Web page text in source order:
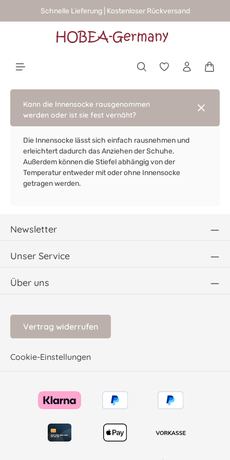
springenSchnelle Lieferung | Kostenloser Rückversand
Kann die Innensocke rausgenommen
werden oder ist sie fest vernäht?
Die Innensocke lässt sich einfach rausnehmen und
erleichtert dadurch das Anziehen der Schuhe.
Außerdem können die Stiefel abhängig von der
Temperatur entweder mit oder ohne Innensocke
getragen werden.
Newsletter
Unser Service
Über uns
Vertrag widerrufen
Cookie-Einstellungen